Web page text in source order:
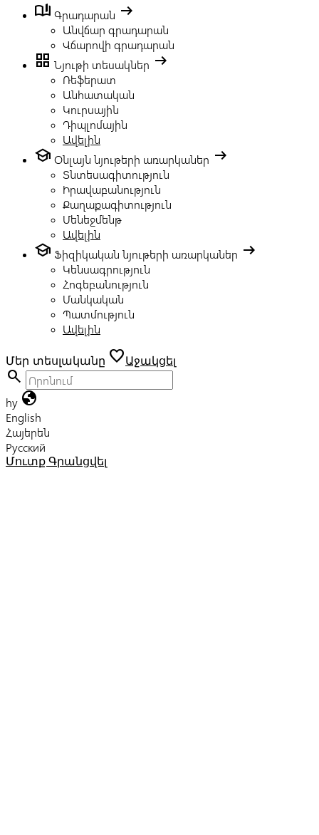
book_ribbon Գրադարան arrow_right_alt
Անվճար գրադարան
Վճարովի գրադարան
grid_view Նյութի տեսակներ arrow_right_alt
Ռեֆերատ
Անհատական
Կուրսային
Դիպլոմային
Ավելին
school Օնլայն նյութերի առարկաներ arrow_right_alt
Տնտեսագիտություն
Իրավաբանություն
Քաղաքագիտություն
Մենեջմենթ
Ավելին
school Ֆիզիկական նյութերի առարկաներ arrow_right_alt
Կենսագրություն
Հոգեբանություն
Մանկական
Պատմություն
Ավելին
Մեր տեսլականը favoriteԱջակցել
search
hy globe
English
Հայերեն
Русский
Մուտք Գրանցվել